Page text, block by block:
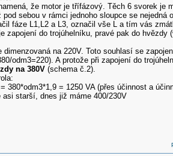
že motor je třífázový. Těch 6 svorek
sebou v rámci jednoho sloupce se nejedná
fáze L1,L2 a L3, označil vše L a tím vás
zapojení do trojúhelníku, pravé pak do
dimenzovaná na 220V. Toto souhlasí se
odm3=220). A protože při zapojení do
na 380V(schema č.2).
380*odm3*1,9 = 1250 VA (přes účinnost a
asi starší, dnes již máme 400/230V